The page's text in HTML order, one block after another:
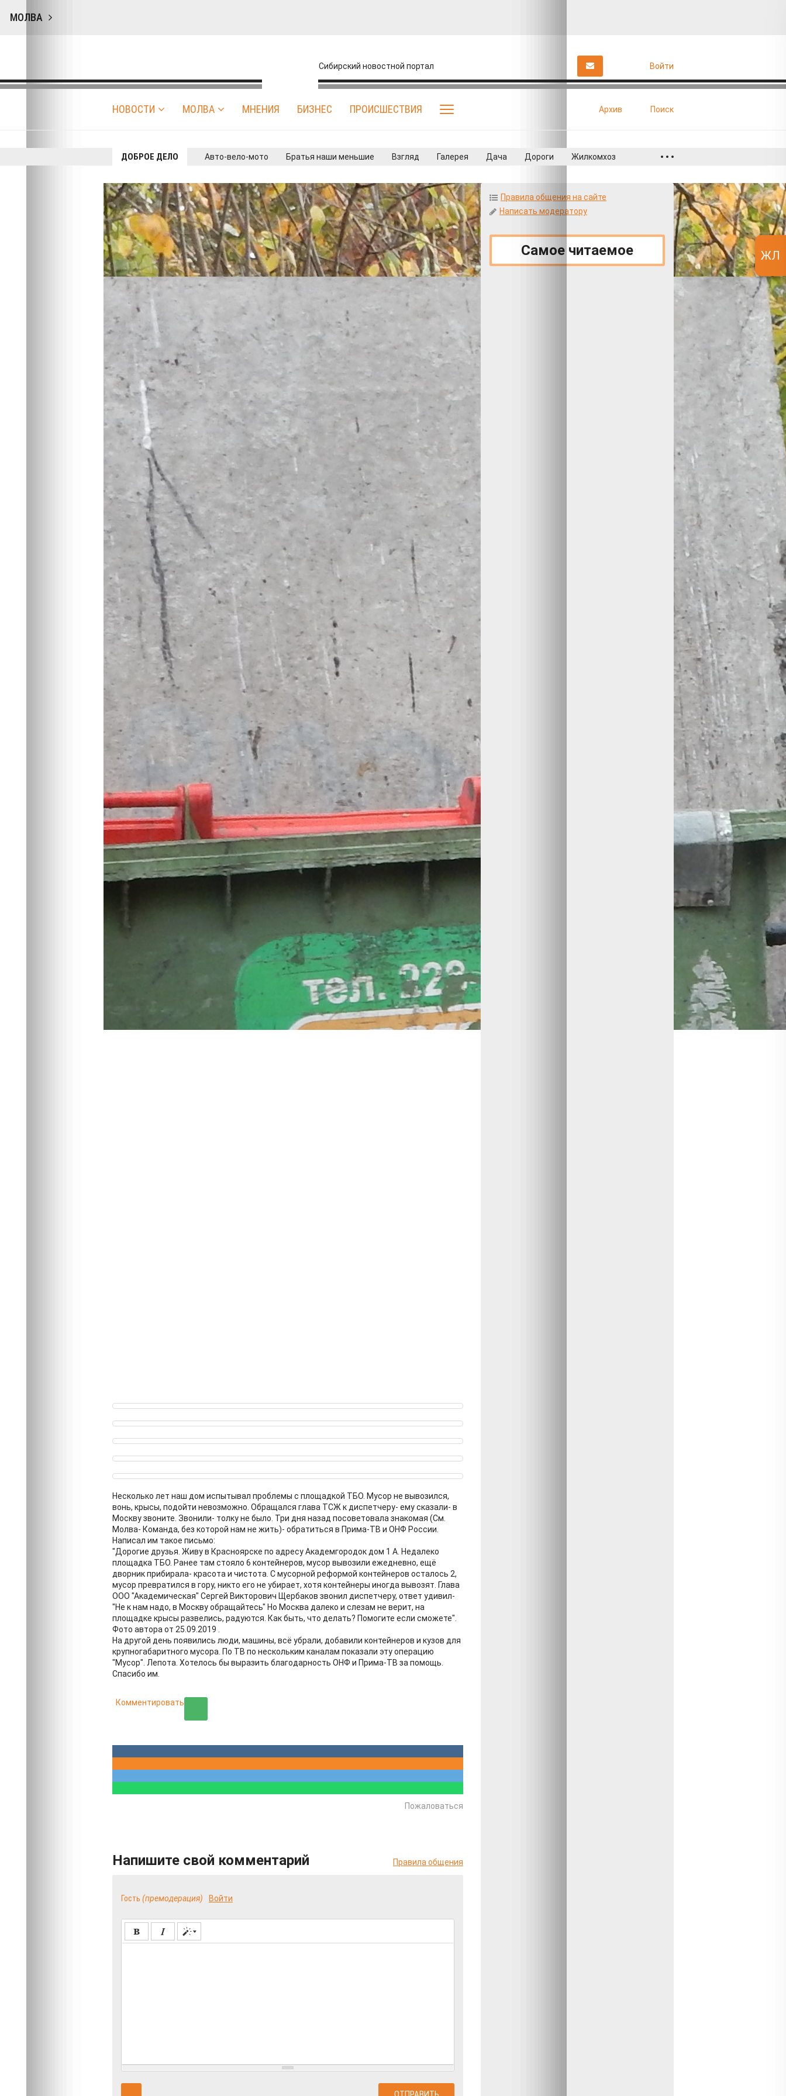
МОЛВА
Сибирский новостной портал Войти
НОВОСТИ МОЛВА МНЕНИЯ БИЗНЕС ПРОИСШЕСТВИЯ Архив Поиск
ДОБРОЕ ДЕЛО Авто-вело-мото Братья наши меньшие Взгляд Галерея Дача Дороги Жилкомхоз
Сергей Орловский | Доброе дело
28.09.2019 11:22 | 0 1189
Операция "Мусор"
Несколько лет наш дом испытывал проблемы с площадкой ТБО. Мусор не вывозился,
вонь, крысы, подойти невозможно. Обращался глава ТСЖ к диспетчеру- ему сказали- в
Москву звоните. Звонили- толку не было. Три дня назад посоветовала знакомая (См.
Молва- Команда, без которой нам не жить)- обратиться в Прима-ТВ и ОНФ России.
Написал им такое письмо:
"Дорогие друзья. Живу в Красноярске по адресу Академгородок дом 1 А. Недалеко
площадка ТБО. Ранее там стояло 6 контейнеров, мусор вывозили ежедневно, ещё
дворник прибирала- красота и чистота. С мусорной реформой контейнеров осталось 2,
мусор превратился в гору, никто его не убирает, хотя контейнеры иногда вывозят. Глава
ООО "Академическая" Сергей Викторович Щербаков звонил диспетчеру, ответ удивил-
"Не к нам надо, в Москву обращайтесь" Но Москва далеко и слезам не верит, на
площадке крысы развелись, радуются. Как быть, что делать? Помогите если сможете".
Фото автора от 25.09.2019 .
На другой день появились люди, машины, всё убрали, добавили контейнеров и кузов для
крупногабаритного мусора. По ТВ по нескольким каналам показали эту операцию
"Мусор". Лепота. Хотелось бы выразить благодарность ОНФ и Прима-ТВ за помощь.
Спасибо им.
Комментировать
Пожаловаться
Напишите свой комментарий Правила общения
Гость (премодерация) Войти
Правила общения на сайте
Написать модератору
Самое читаемое ЖЛ